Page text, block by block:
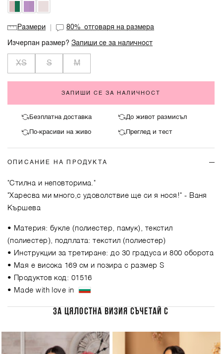
Размери 80%отговаря на размера
Изчерпан размер?Запиши се за наличност
XS S M
ЗАПИШИ СЕ ЗА НАЛИЧНОСТ
Безплатна доставка До живот размисъл
По-красиви на живо Преглед и тест
ОПИСАНИЕ НА ПРОДУКТА
"Стилна и неповторима."
"Харесва ми много,с удоволствие ще си я нося!" - Ваня
Кършева
• Материя: букле (полиестер, памук), текстил
(полиестер), подплата: текстил (полиестер)
• Инструкции за третиране: до 30 градуса и 800 оборота
• Мая е висока 169 см и позира с размер S
• Продуктов код: 01516
• Made with love in
ЗА ЦЯЛОСТНА ВИЗИЯ СЪЧЕТАЙ С